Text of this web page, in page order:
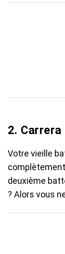
2. Carrera
Votre vieille
deuxième
? Alors vous